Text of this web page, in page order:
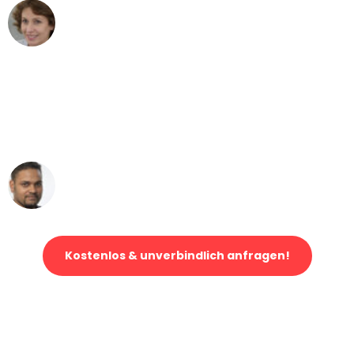
Kostenlos & unverbindlich anfragen!